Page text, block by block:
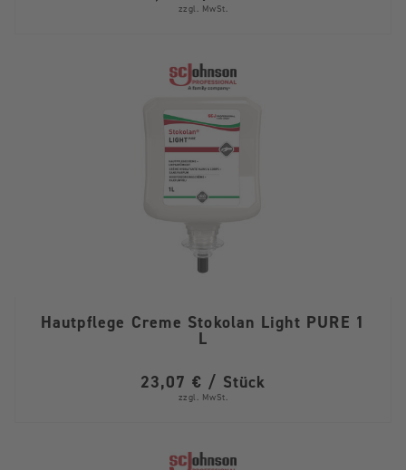
zzgl. MwSt.
Hautpflege Creme Stokolan Light PURE 1
L
23,07 € / Stück
zzgl. MwSt.